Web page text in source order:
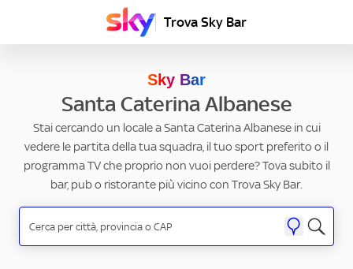
Trova Sky Bar
Sky Bar
Santa Caterina Albanese
Stai cercando un locale a Santa Caterina Albanese in cui
vedere le partita della tua squadra, il tuo sport preferito o il
programma TV che proprio non vuoi perdere? Tova subito il
bar, pub o ristorante più vicino con Trova Sky Bar.